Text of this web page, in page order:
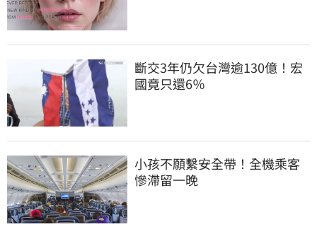
斷交3年仍欠台灣逾130億！宏
國竟只還6％
小孩不願繫安全帶！全機乘客
慘滯留一晚